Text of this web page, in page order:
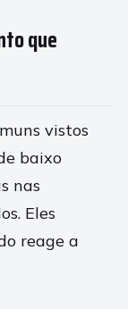
que
vistos
baixo
nas
Eles
reage a